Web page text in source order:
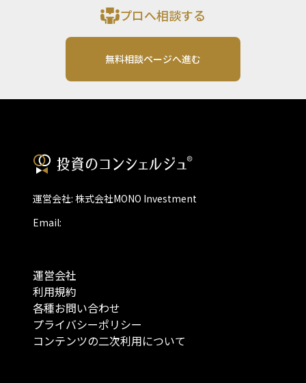
プロへ相談する
無料相談ページへ進む
運営会社: 株式会社MONO Investment
Email:
運営会社
利用規約
各種お問い合わせ
プライバシーポリシー
コンテンツの二次利用について